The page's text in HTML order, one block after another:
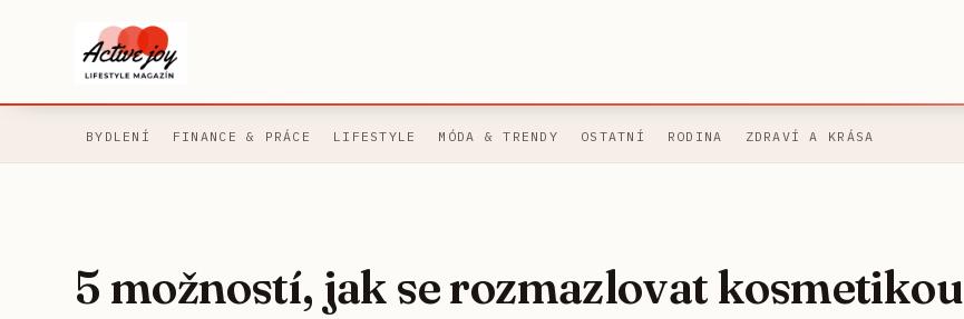
BYDLENÍ FINANCE & PRÁCE LIFESTYLE MÓDA & TRENDY OSTATNÍ RODINA ZDRAVÍ A KRÁSA
5 možností, jak se rozmazlovat kosmetikou